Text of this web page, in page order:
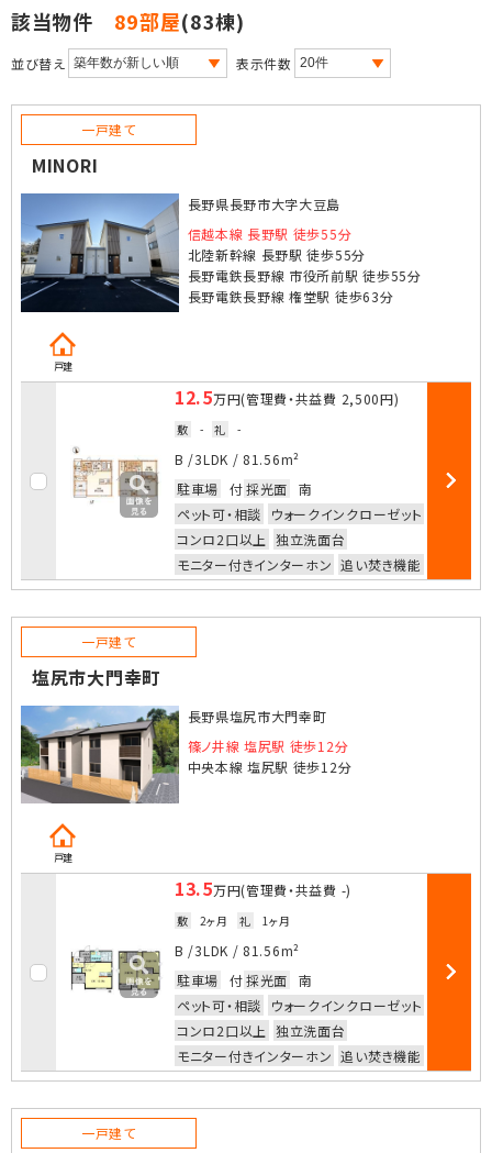
該当物件 89部屋(83棟)
並び替え 表示件数
一戸建て
MINORI
長野県長野市大字大豆島
信越本線 長野駅 徒歩55分
北陸新幹線 長野駅 徒歩55分
長野電鉄長野線 市役所前駅 徒歩55分
長野電鉄長野線 権堂駅 徒歩63分
戸建
12.5万円(管理費・共益費 2,500円)
敷 - 礼 -
B /3LDK / 81.56m²
駐車場
付採光面
南
ペット可・相談
ウォークインクローゼット
コンロ2口以上 独立洗面台
モニター付きインターホン 追い焚き機能
部屋詳細
一戸建て
塩尻市大門幸町
長野県塩尻市大門幸町
篠ノ井線 塩尻駅 徒歩12分
中央本線 塩尻駅 徒歩12分
戸建
13.5万円(管理費・共益費 -)
敷 2ヶ月 礼 1ヶ月
B /3LDK / 81.56m²
駐車場
付採光面
南
ペット可・相談
ウォークインクローゼット
コンロ2口以上 独立洗面台
モニター付きインターホン 追い焚き機能
部屋詳細
一戸建て